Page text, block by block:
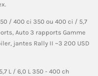
/ 400 ci 350 ou 400 ci / 5,7
Auto 3 rapports Gamme
jantes Rally II ~3 200 USD
L / 6,0 L 350 - 400 ch